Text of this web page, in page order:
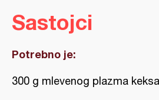
Sastojci
Potrebno je:
300 g mlevenog plazma keksa